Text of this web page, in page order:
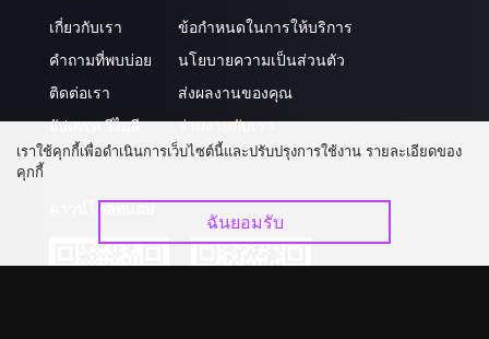
เกี่ยวกับเรา
คำถามที่พบบ่อย
ติดต่อเรา
อัปเกรด วีไอพี
ข้อกำหนดในการให้บริการ
นโยบายความเป็นส่วนตัว
ส่งผลงานของคุณ
ร่วมงานกับเรา
ดาวน์โหลดแอป
เราใช้คุกกี้เพื่อดำเนินการเว็บไซต์นี้และปรับปรุงการใช้งาน รายละเอียดของ
คุกกี้
ฉันยอมรับ